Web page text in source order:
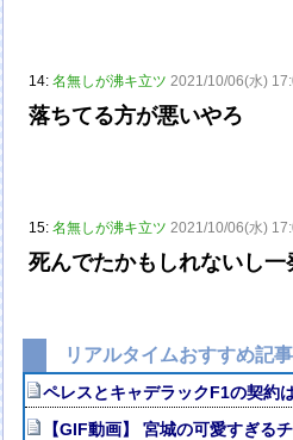
14:名無しが沸キ立ツ 2021/10/06(水)
落ちてる方が悪いやろ
15:名無しが沸キ立ツ 2021/10/06(水)
死んでたかもしれないし
リアルタイムおすすめ記事
ペレスとキャデラックF1の契約
【GIF動画】 宮城の可愛すぎる